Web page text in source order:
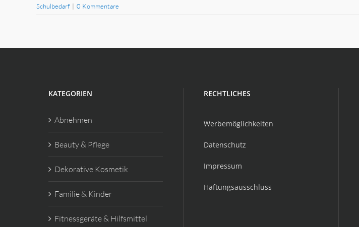
Schulbedarf | 0 Kommentare
KATEGORIEN
Abnehmen
Beauty & Pflege
Dekorative Kosmetik
Familie & Kinder
Fitnessgeräte & Hilfsmittel
RECHTLICHES
Werbemöglichkeiten
Datenschutz
Impressum
Haftungsausschluss